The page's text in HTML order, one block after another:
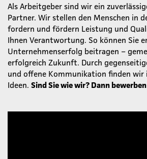
Als Arbeitgeber sind wir ein
Partner. Wir stellen den Menschen in
fordern und fördern Leistung und
Ihnen Verantwortung. So können Sie
Unternehmenserfolg beitragen –
erfolgreich Zukunft. Durch
und offene Kommunikation finden wir
Ideen. Sind Sie wie wir? Dann